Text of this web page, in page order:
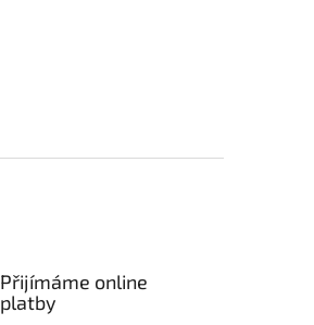
Přijímáme online
platby